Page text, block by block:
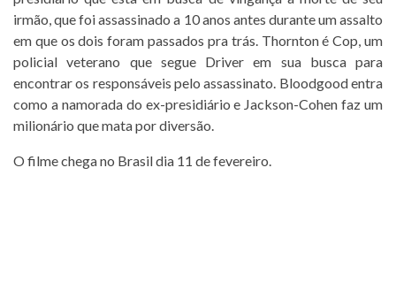
irmão, que foi assassinado a 10 anos antes durante um assalto
em que os dois foram passados pra trás. Thornton é Cop, um
policial veterano que segue Driver em sua busca para
encontrar os responsáveis pelo assassinato. Bloodgood entra
como a namorada do ex-presidiário e Jackson-Cohen faz um
milionário que mata por diversão.
O filme chega no Brasil dia 11 de fevereiro.